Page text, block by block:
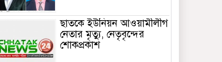
ছাতকে ইউনিয়ন আওয়ামীলীগ
নেতার মৃত্যু, নেতৃবৃন্দের
শোকপ্রকাশ